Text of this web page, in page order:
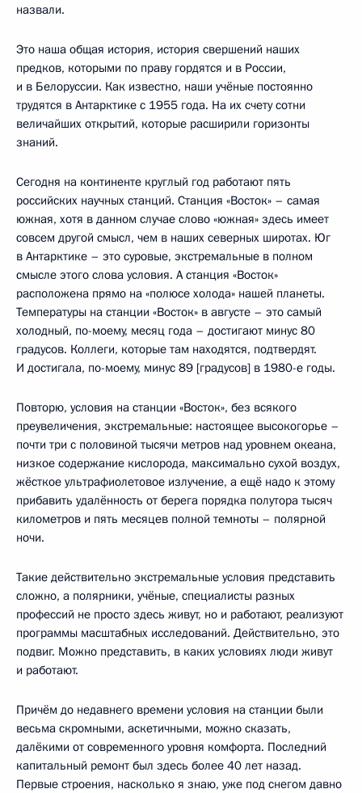
назвали.
Это наша общая история, история свершений наших
предков, которыми по праву гордятся и в России,
и в Белоруссии. Как известно, наши учёные постоянно
трудятся в Антарктике с 1955 года. На их счету сотни
величайших открытий, которые расширили горизонты
знаний.
Сегодня на континенте круглый год работают пять
российских научных станций. Станция «Восток» – самая
южная, хотя в данном случае слово «южная» здесь имеет
совсем другой смысл, чем в наших северных широтах. Юг
в Антарктике – это суровые, экстремальные в полном
смысле этого слова условия. А станция «Восток»
расположена прямо на «полюсе холода» нашей планеты.
Температуры на станции «Восток» в августе – это самый
холодный, по-моему, месяц года – достигают минус 80
градусов. Коллеги, которые там находятся, подтвердят.
И достигала, по-моему, минус 89 [градусов] в 1980-е годы.
Повторю, условия на станции «Восток», без всякого
преувеличения, экстремальные: настоящее высокогорье –
почти три с половиной тысячи метров над уровнем океана,
низкое содержание кислорода, максимально сухой воздух,
жёсткое ультрафиолетовое излучение, а ещё надо к этому
прибавить удалённость от берега порядка полутора тысяч
километров и пять месяцев полной темноты – полярной
ночи.
Такие действительно экстремальные условия представить
сложно, а полярники, учёные, специалисты разных
профессий не просто здесь живут, но и работают, реализуют
программы масштабных исследований. Действительно, это
подвиг. Можно представить, в каких условиях люди живут
и работают.
Причём до недавнего времени условия на станции были
весьма скромными, аскетичными, можно сказать,
далёкими от современного уровня комфорта. Последний
капитальный ремонт был здесь более 40 лет назад.
Первые строения, насколько я знаю, уже под снегом давно